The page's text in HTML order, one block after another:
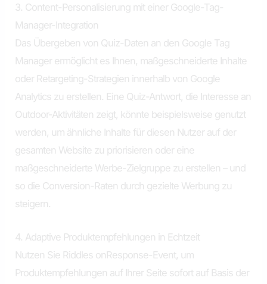
3. Content-Personalisierung mit einer Google-Tag-
Manager-Integration
Das Übergeben von Quiz-Daten an den Google Tag
Manager ermöglicht es Ihnen, maßgeschneiderte Inhalte
oder Retargeting-Strategien innerhalb von Google
Analytics zu erstellen. Eine Quiz-Antwort, die Interesse an
Outdoor-Aktivitäten zeigt, könnte beispielsweise genutzt
werden, um ähnliche Inhalte für diesen Nutzer auf der
gesamten Website zu priorisieren oder eine
maßgeschneiderte Werbe-Zielgruppe zu erstellen – und
so die Conversion-Raten durch gezielte Werbung zu
steigern.
4. Adaptive Produktempfehlungen in Echtzeit
Nutzen Sie Riddles onResponse-Event, um
Produktempfehlungen auf Ihrer Seite sofort auf Basis der